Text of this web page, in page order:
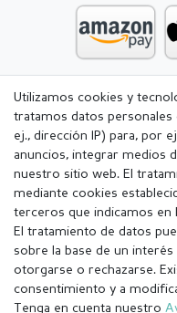
Utilizamos cookies y
tratamos datos personales
ej., dirección IP) para, por
anuncios, integrar medios
nuestro sitio web. El
mediante cookies
terceros que indicamos en
El tratamiento de datos
sobre la base de un
otorgarse o rechazarse.
consentimiento y a
Tenga en cuenta nuestro